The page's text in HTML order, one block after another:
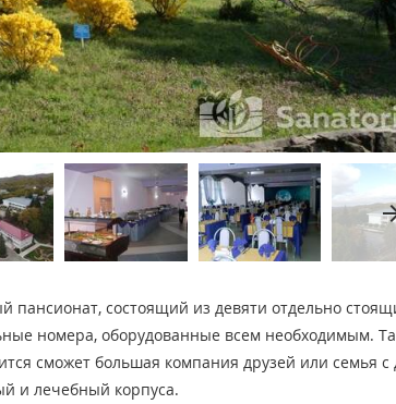
пансионат, состоящий из девяти отдельно
номера, оборудованные всем необходимым.
сможет большая компания друзей или семья с
и лечебный корпуса.